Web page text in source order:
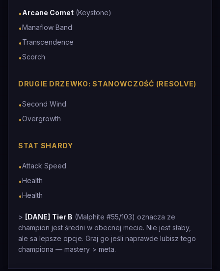
•Arcane Comet (Keystone)
•Manaflow Band
•Transcendence
•Scorch
DRUGIE DRZEWKO: STANOWCZOŚĆ (RESOLVE)
•Second Wind
•Overgrowth
STAT SHARDY
•Attack Speed
•Health
•Health
> [DANE] Tier B (Malphite #55/103) oznacza ze
champion jest średni w obecnej mecie. Nie jest słaby,
ale sa lepsze opcje. Graj go jeśli naprawde lubisz tego
championa — mastery > meta.